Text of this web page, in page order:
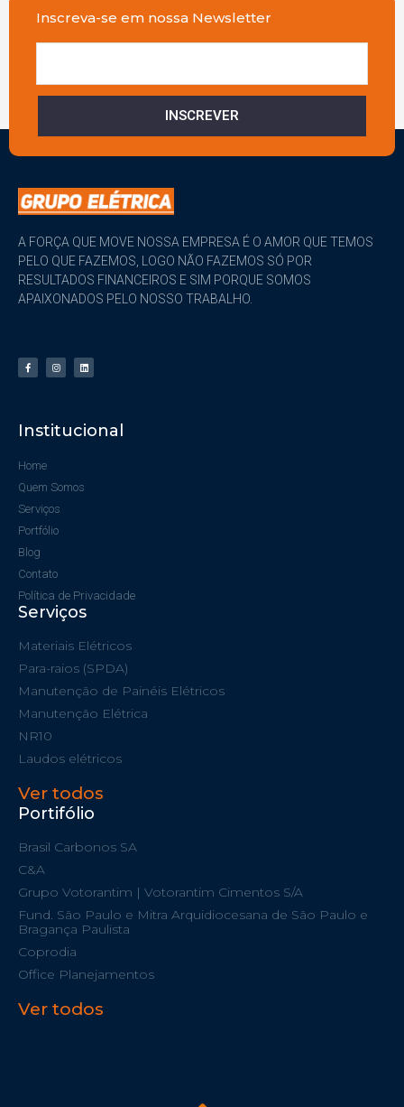
Inscreva-se em nossa Newsletter
INSCREVER
A FORÇA QUE MOVE NOSSA EMPRESA É O AMOR QUE TEMOS
PELO QUE FAZEMOS, LOGO NÃO FAZEMOS SÓ POR
RESULTADOS FINANCEIROS E SIM PORQUE SOMOS
APAIXONADOS PELO NOSSO TRABALHO.
Institucional
Home
Quem Somos
Serviços
Portfólio
Blog
Contato
Política de Privacidade
Serviços
Materiais Elétricos
Para-raios (SPDA)
Manutenção de Painéis Elétricos
Manutenção Elétrica
NR10
Laudos elétricos
Ver todos
Portifólio
Brasil Carbonos SA
C&A
Grupo Votorantim | Votorantim Cimentos S/A
Fund. São Paulo e Mitra Arquidiocesana de São Paulo e
Bragança Paulista
Coprodia
Office Planejamentos
Ver todos